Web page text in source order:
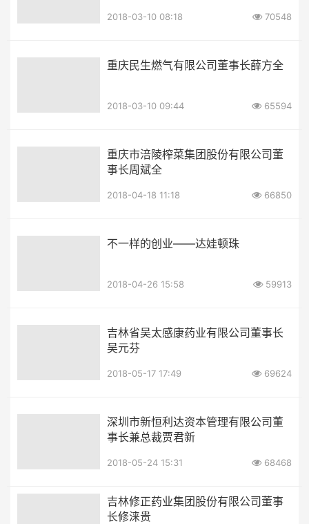
2018-03-10 08:18 70548
重庆民生燃气有限公司董事长薛方全
2018-03-10 09:44 65594
重庆市涪陵榨菜集团股份有限公司董
事长周斌全
2018-04-18 11:18 66850
不一样的创业——达娃顿珠
2018-04-26 15:58 59913
吉林省吴太感康药业有限公司董事长
吴元芬
2018-05-17 17:49 69624
深圳市新恒利达资本管理有限公司董
事长兼总裁贾君新
2018-05-24 15:31 68468
吉林修正药业集团股份有限公司董事
长修涞贵